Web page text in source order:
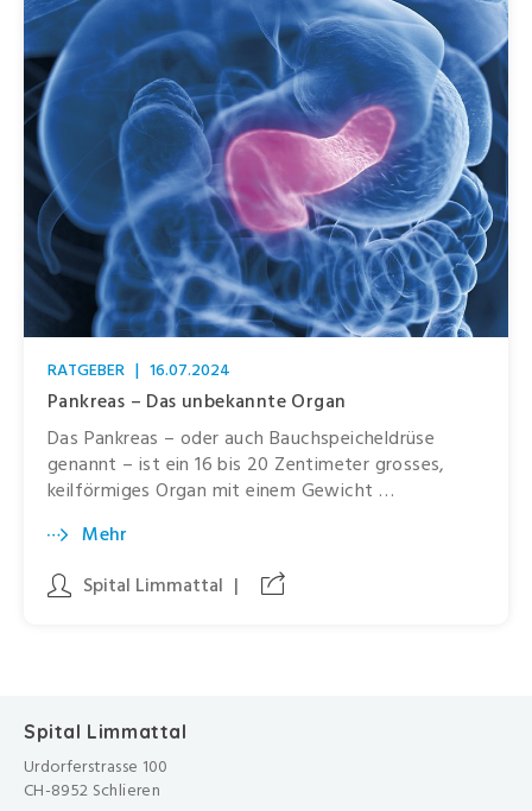
RATGEBER | 16.07.2024
Pankreas – Das unbekannte Organ
Das Pankreas – oder auch Bauchspeicheldrüse
genannt – ist ein 16 bis 20 Zentimeter grosses,
keilförmiges Organ mit einem Gewicht …
Mehr
Spital Limmattal |
Spital Limmattal
Urdorferstrasse 100
CH-8952 Schlieren